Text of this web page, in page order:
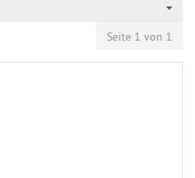
Seite 1 von 1